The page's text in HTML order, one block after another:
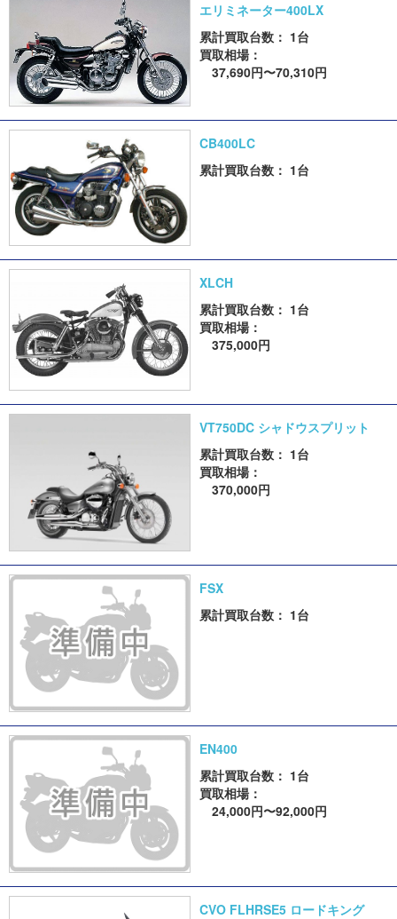
エリミネーター400LX
累計買取台数： 1台
買取相場：
37,690円〜70,310円
CB400LC
累計買取台数： 1台
XLCH
累計買取台数： 1台
買取相場：
375,000円
VT750DC シャドウスプリット
累計買取台数： 1台
買取相場：
370,000円
FSX
累計買取台数： 1台
EN400
累計買取台数： 1台
買取相場：
24,000円〜92,000円
CVO FLHRSE5 ロードキング